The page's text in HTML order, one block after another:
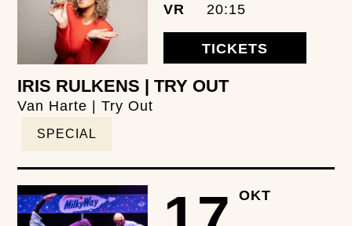
VR 20:15
TICKETS
IRIS RULKENS | TRY OUT
Van Harte | Try Out
SPECIAL
OKT